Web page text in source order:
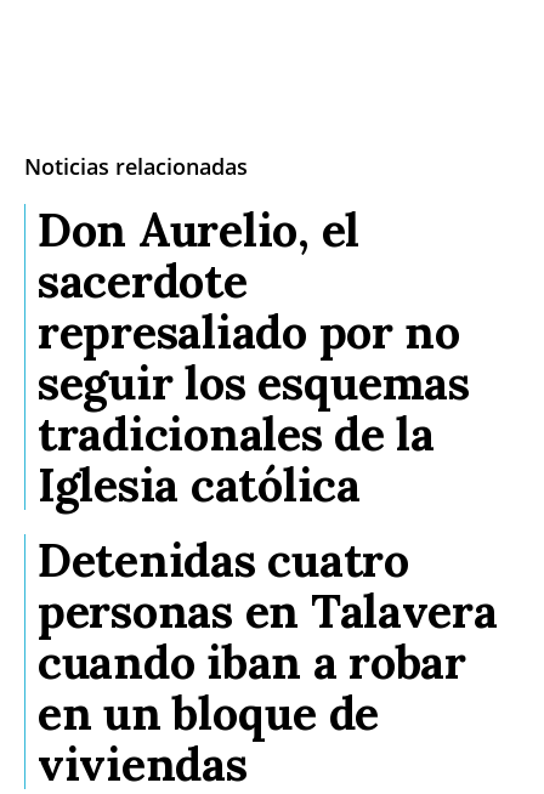
Noticias relacionadas
Don Aurelio, el
sacerdote
represaliado por no
seguir los esquemas
tradicionales de la
Iglesia católica
Detenidas cuatro
personas en Talavera
cuando iban a robar
en un bloque de
viviendas